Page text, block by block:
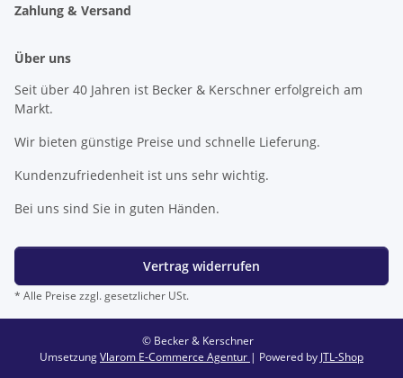
Zahlung & Versand
Über uns
Seit über 40 Jahren ist Becker & Kerschner erfolgreich am
Markt.
Wir bieten günstige Preise und schnelle Lieferung.
Kundenzufriedenheit ist uns sehr wichtig.
Bei uns sind Sie in guten Händen.
Vertrag widerrufen
* Alle Preise zzgl. gesetzlicher USt.
© Becker & Kerschner
UmsetzungVlarom E-Commerce Agentur | Powered by JTL-Shop